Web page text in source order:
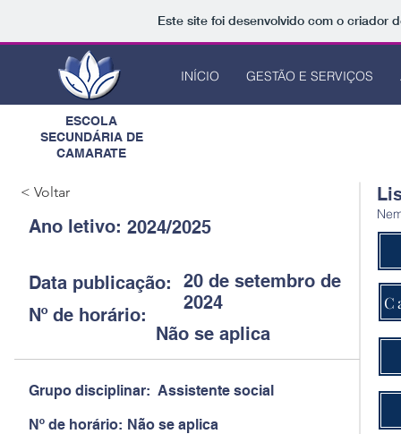
Este site foi desenvolvido com o criador
INÍCIO GESTÃO E SERVIÇOS
< Voltar
Ano letivo: 2024/2025
Data publicação:
20 de setembro de
2024
Nº de horário:
Não se aplica
Grupo disciplinar: Assistente social
Nº de horário: Não se aplica
ESCOLA
SECUNDÁRIA DE
CAMARATE